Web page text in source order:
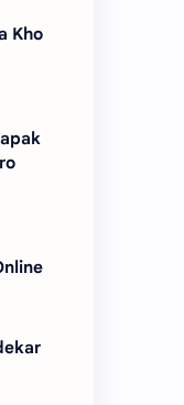
Kho